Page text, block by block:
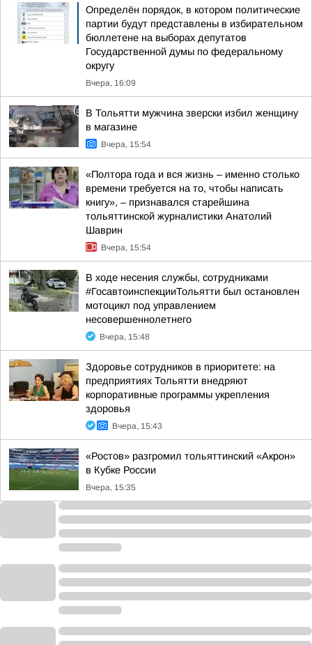
Определён порядок, в котором политические
партии будут представлены в избирательном
бюллетене на выборах депутатов
Государственной думы по федеральному
округу
Вчера, 16:09
В Тольятти мужчина зверски избил женщину
в магазине
Вчера, 15:54
«Полтора года и вся жизнь – именно столько
времени требуется на то, чтобы написать
книгу», – признавался старейшина
тольяттинской журналистики Анатолий
Шаврин
Вчера, 15:54
В ходе несения службы, сотрудниками
#ГосавтоинспекцииТольятти был остановлен
мотоцикл под управлением
несовершеннолетнего
Вчера, 15:48
Здоровье сотрудников в приоритете: на
предприятиях Тольятти внедряют
корпоративные программы укрепления
здоровья
Вчера, 15:43
«Ростов» разгромил тольяттинский «Акрон»
в Кубке России
Вчера, 15:35